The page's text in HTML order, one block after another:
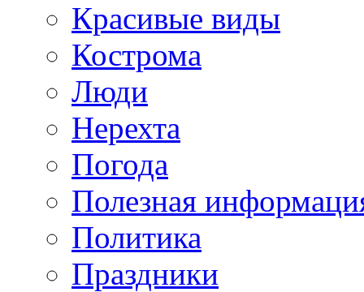
Красивые виды
Кострома
Люди
Нерехта
Погода
Полезная
Политика
Праздники